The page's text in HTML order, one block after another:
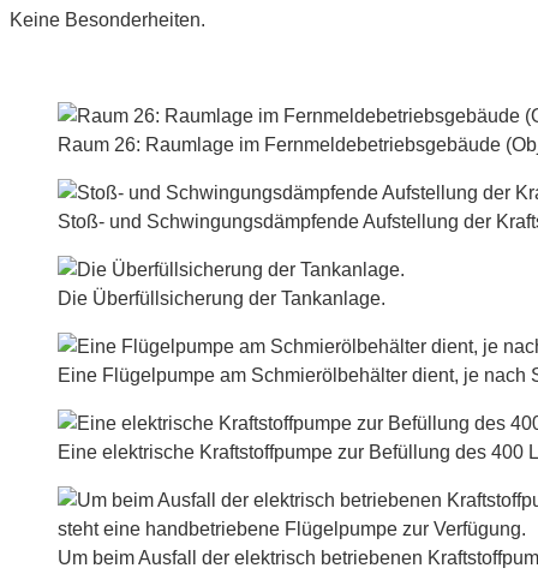
Keine Besonderheiten.
Raum 26: Raumlage im Fernmeldebetriebsgebäude
Stoß- und Schwingungsdämpfende Aufstellung der
Die Überfüllsicherung der Tankanlage.
Eine Flügelpumpe am Schmierölbehälter dient, je
Eine elektrische Kraftstoffpumpe zur Befüllung des 400
Um beim Ausfall der elektrisch betriebenen